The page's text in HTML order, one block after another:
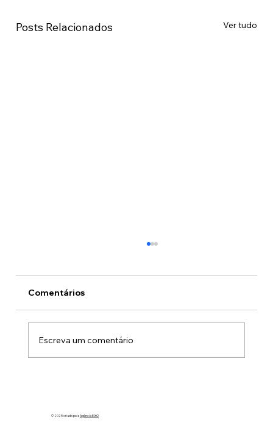
Posts Relacionados Ver tudo
Comentários
Escreva um comentário
© 2025 criado pelaAgência EIXO